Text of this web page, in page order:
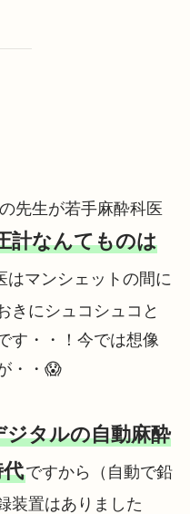
先生が若手麻酔科医
計なんてものは
はマンシェットの間に
きにシュコシュコと
す・・！今では想像
・・😱
タルの自動麻酔
ですから（自動で鉛
装置はありました